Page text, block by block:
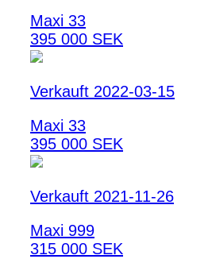
Maxi 33
395 000 SEK
Verkauft 2022-03-15
Maxi 33
395 000 SEK
Verkauft 2021-11-26
Maxi 999
315 000 SEK